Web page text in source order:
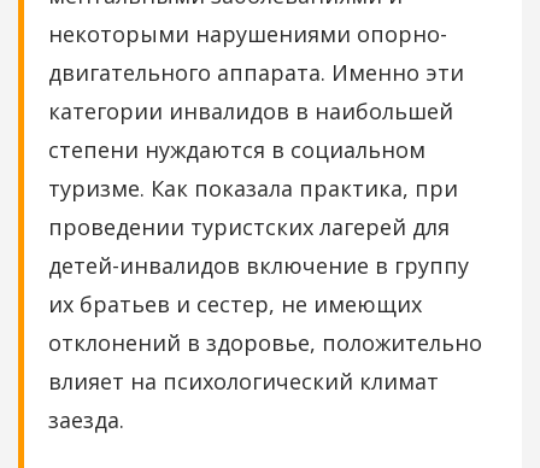
некоторыми нарушениями опорно-
двигательного аппарата. Именно эти
категории инвалидов в наибольшей
степени нуждаются в социальном
туризме. Как показала практика, при
проведении туристских лагерей для
детей-инвалидов включение в группу
их братьев и сестер, не имеющих
отклонений в здоровье, положительно
влияет на психологический климат
заезда.